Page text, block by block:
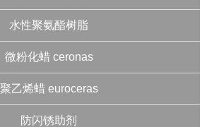
水性聚氨酯树脂
微粉化蜡 ceronas
聚乙烯蜡 euroceras
防闪锈助剂